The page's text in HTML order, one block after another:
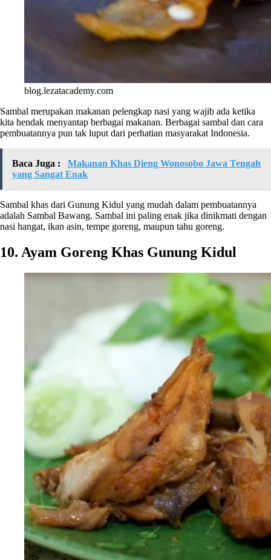
blog.lezatacademy.com
Sambal merupakan makanan pelengkap nasi yang wajib ada ketika
kita hendak menyantap berbagai makanan. Berbagai sambal dan cara
pembuatannya pun tak luput dari perhatian masyarakat Indonesia.
Baca Juga :
Makanan Khas Dieng Wonosobo Jawa Tengah
yang Sangat Enak
Sambal khas dari Gunung Kidul yang mudah dalam pembuatannya
adalah Sambal Bawang. Sambal ini paling enak jika dinikmati dengan
nasi hangat, ikan asin, tempe goreng, maupun tahu goreng.
10. Ayam Goreng Khas Gunung Kidul